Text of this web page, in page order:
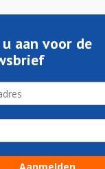
aan voor de